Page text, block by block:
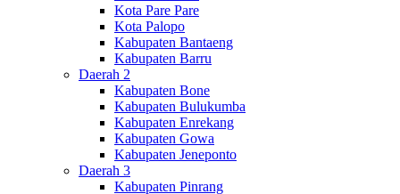
Kota Pare Pare
Kota Palopo
Kabupaten Bantaeng
Kabupaten Barru
Daerah 2
Kabupaten Bone
Kabupaten Bulukumba
Kabupaten Enrekang
Kabupaten Gowa
Kabupaten Jeneponto
Daerah 3
Kabupaten Pinrang